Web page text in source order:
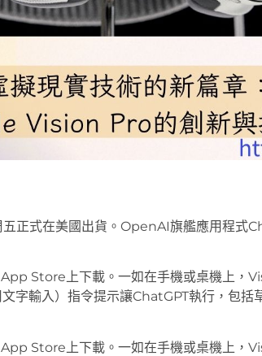
正式在美國出貨。OpenAI旗艦應用程式
Store上下載。一如在手機或桌機上，
字輸入）指令提示讓ChatGPT執行，包括
Store上下載。一如在手機或桌機上，